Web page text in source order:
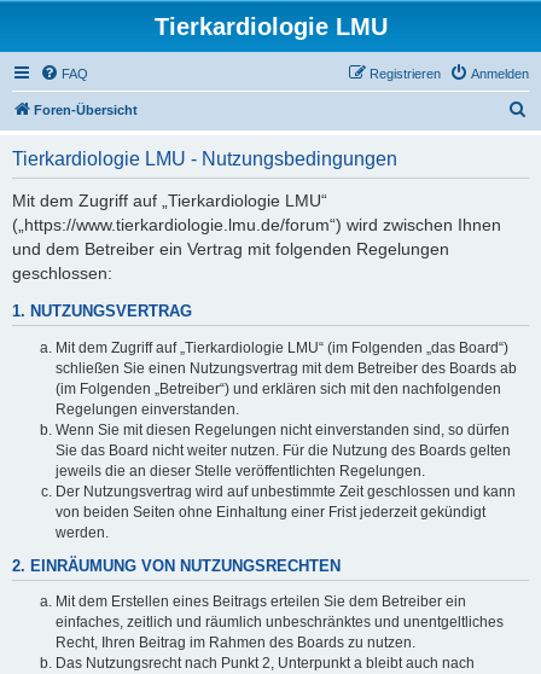
Tierkardiologie LMU
FAQ Anmelden
Registrieren
Foren-Übersicht
Tierkardiologie LMU - Nutzungsbedingungen
Mit dem Zugriff auf „Tierkardiologie LMU“
(„https://www.tierkardiologie.lmu.de/forum“) wird zwischen Ihnen
und dem Betreiber ein Vertrag mit folgenden Regelungen
geschlossen:
1. NUTZUNGSVERTRAG
Mit dem Zugriff auf „Tierkardiologie LMU“ (im Folgenden „das Board“)
schließen Sie einen Nutzungsvertrag mit dem Betreiber des Boards ab
(im Folgenden „Betreiber“) und erklären sich mit den nachfolgenden
Regelungen einverstanden.
Wenn Sie mit diesen Regelungen nicht einverstanden sind, so dürfen
Sie das Board nicht weiter nutzen. Für die Nutzung des Boards gelten
jeweils die an dieser Stelle veröffentlichten Regelungen.
Der Nutzungsvertrag wird auf unbestimmte Zeit geschlossen und kann
von beiden Seiten ohne Einhaltung einer Frist jederzeit gekündigt
werden.
2. EINRÄUMUNG VON NUTZUNGSRECHTEN
Mit dem Erstellen eines Beitrags erteilen Sie dem Betreiber ein
einfaches, zeitlich und räumlich unbeschränktes und unentgeltliches
Recht, Ihren Beitrag im Rahmen des Boards zu nutzen.
Das Nutzungsrecht nach Punkt 2, Unterpunkt a bleibt auch nach